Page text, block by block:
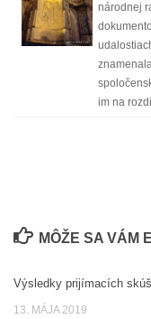
národnej
im na
MÔŽE SA VÁM
Výsledky prijímacích
13. MÁJA 2019